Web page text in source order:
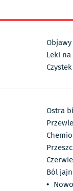
Leki
Ostra
Ból
•